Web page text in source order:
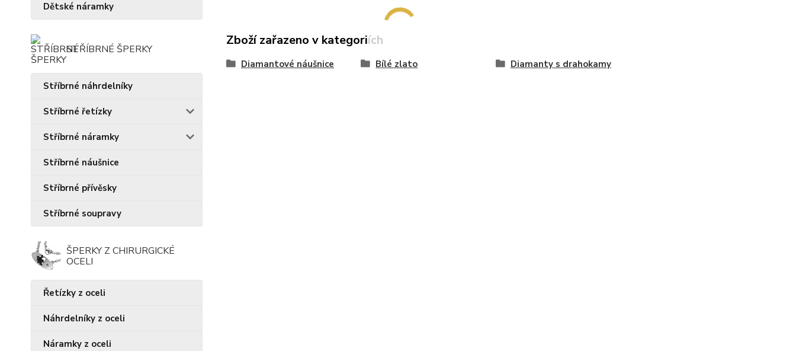
Dětské náramky
STŘÍBRNÉ ŠPERKY
Stříbrné náhrdelníky
Stříbrné řetízky
Stříbrné náramky
Stříbrné náušnice
Stříbrné přívěsky
Stříbrné soupravy
ŠPERKY Z CHIRURGICKÉ
OCELI
Řetízky z oceli
Náhrdelníky z oceli
Náramky z oceli
Zboží zařazeno v kategoriích
Diamantové náušnice Bílé zlato Diamanty s drahokamy